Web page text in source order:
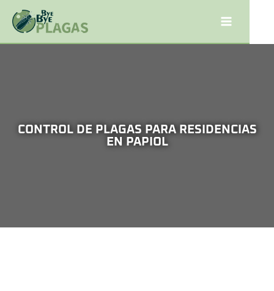
CONTROL DE PLAGAS PARA RESIDENCIAS
EN PAPIOL